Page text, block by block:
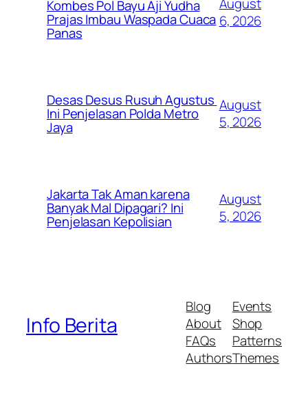
Kombes Pol Bayu Aji Yudha
Prajas Imbau Waspada Cuaca
Panas
6, 2026
Desas Desus Rusuh Agustus
Ini Penjelasan Polda Metro
Jaya
August
5, 2026
Jakarta Tak Aman karena
Banyak Mal Dipagari? Ini
Penjelasan Kepolisian
August
5, 2026
Info Berita
Blog
About
FAQs
Authors
Events
Shop
Patterns
Themes